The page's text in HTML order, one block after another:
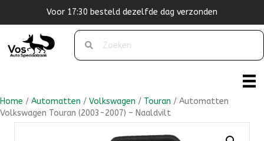
Originele pasvorm
Home / Automatten / Volkswagen / Touran / Automatten
Volkswagen Touran (2003-2007) – Naaldvilt